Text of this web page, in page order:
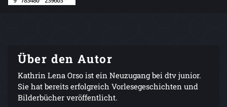
Über den Autor
Kathrin Lena Orso ist ein Neuzugang bei dtv junior.
Sie hat bereits erfolgreich Vorlesegeschichten und
Bilderbücher veröffentlicht.